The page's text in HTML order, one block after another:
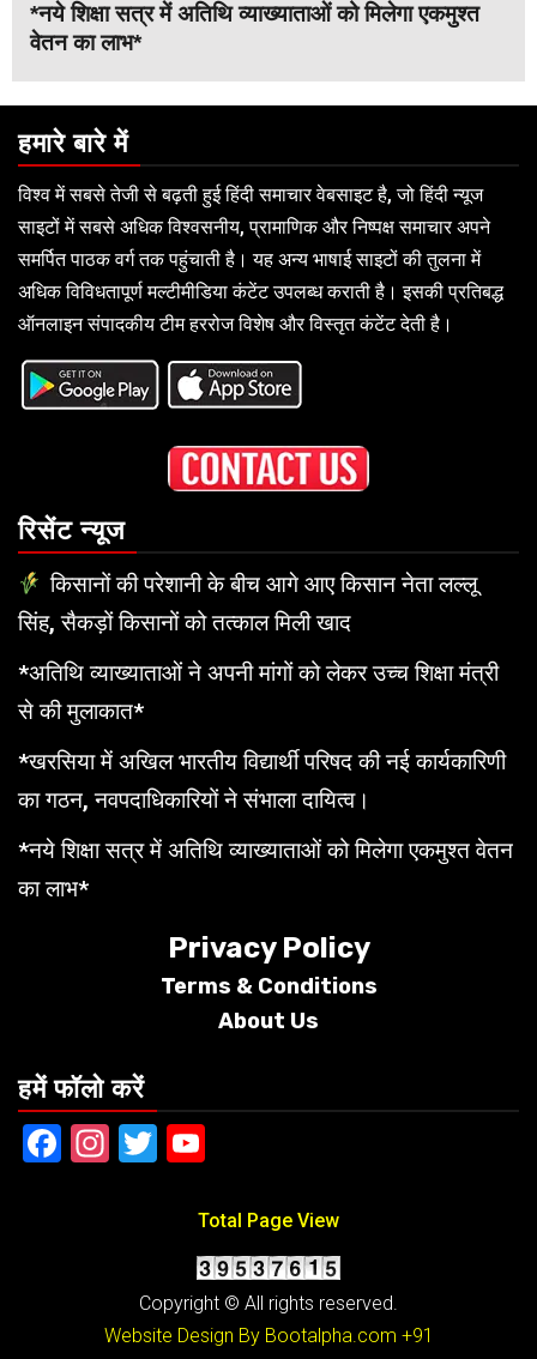
*नये शिक्षा सत्र में अतिथि व्याख्याताओं को मिलेगा एकमुश्त
वेतन का लाभ*
हमारे बारे में
विश्व में सबसे तेजी से बढ़ती हुई हिंदी समाचार वेबसाइट है, जो हिंदी न्यूज
साइटों में सबसे अधिक विश्वसनीय, प्रामाणिक और निष्पक्ष समाचार अपने
समर्पित पाठक वर्ग तक पहुंचाती है। यह अन्य भाषाई साइटों की तुलना में
अधिक विविधतापूर्ण मल्टीमीडिया कंटेंट उपलब्ध कराती है। इसकी प्रतिबद्ध
ऑनलाइन संपादकीय टीम हररोज विशेष और विस्तृत कंटेंट देती है।
रिसेंट न्यूज
किसानों की परेशानी के बीच आगे आए किसान नेता लल्लू
सिंह, सैकड़ों किसानों को तत्काल मिली खाद
*अतिथि व्याख्याताओं ने अपनी मांगों को लेकर उच्च शिक्षा मंत्री
से की मुलाकात*
*खरसिया में अखिल भारतीय विद्यार्थी परिषद की नई कार्यकारिणी
का गठन, नवपदाधिकारियों ने संभाला दायित्व।
*नये शिक्षा सत्र में अतिथि व्याख्याताओं को मिलेगा एकमुश्त वेतन
का लाभ*
Privacy Policy
Terms & Conditions
About Us
हमें फॉलो करें
Facebook
Instagram
Twitter
Total Page View
Copyright © All rights reserved.
Website Design By Bootalpha.com +91